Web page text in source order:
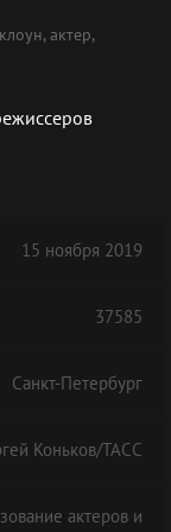
актер,
15 ноября 2019
37585
Санкт-Петербург
Коньков/ТАСС
актеров и